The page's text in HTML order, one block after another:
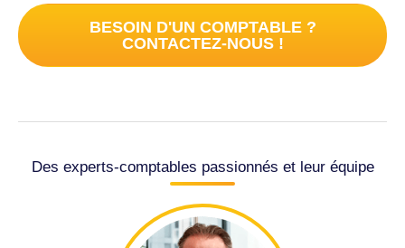
BESOIN D'UN COMPTABLE ?
CONTACTEZ-NOUS !
Des experts-comptables passionnés et leur équipe